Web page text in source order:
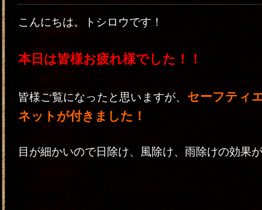
こんにちは。トシロウです！
本日は皆様お疲れ様でした！！
皆様ご覧になったと思いますが、 セーフティ
ネットが付きました！
目が細かいので日除け、風除け、雨除けの効果